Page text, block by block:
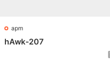
apm
hAwk-207